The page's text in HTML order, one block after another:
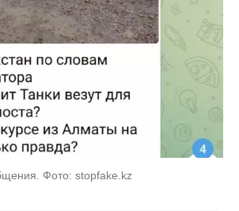
Фото: stopfake.kz